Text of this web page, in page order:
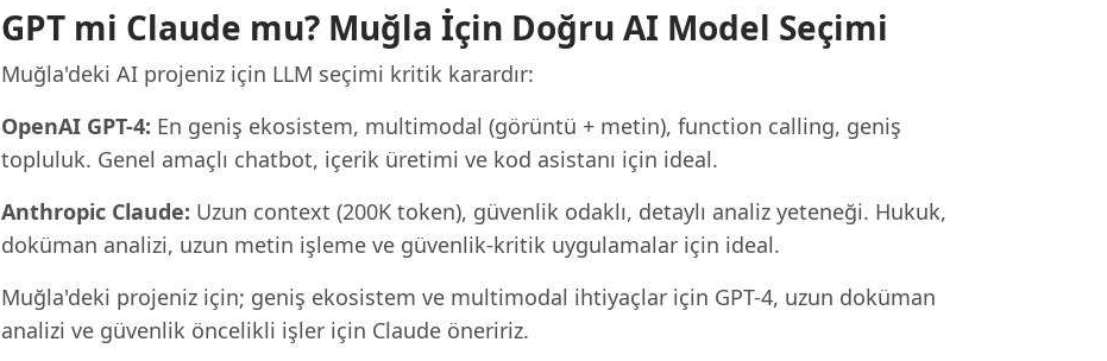
GPT mi Claude mu? Muğla İçin Doğru AI Model Seçimi
Muğla'deki AI projeniz için LLM seçimi kritik karardır:
OpenAI GPT-4: En geniş ekosistem, multimodal (görüntü + metin), function calling, geniş
topluluk. Genel amaçlı chatbot, içerik üretimi ve kod asistanı için ideal.
Anthropic Claude: Uzun context (200K token), güvenlik odaklı, detaylı analiz yeteneği. Hukuk,
doküman analizi, uzun metin işleme ve güvenlik-kritik uygulamalar için ideal.
Muğla'deki projeniz için; geniş ekosistem ve multimodal ihtiyaçlar için GPT-4, uzun doküman
analizi ve güvenlik öncelikli işler için Claude öneririz.